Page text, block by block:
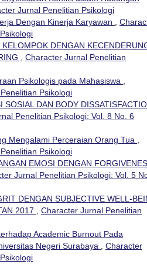
Jurnal Penelitian Psikologi
Dengan Kinerja Karyawan
DENGAN
Character Jurnal Penelitian
Psikologis pada Mahasiswa
Psikologi
SOSIAL DAN BODY
Penelitian Psikologi: Vol. 8 No. 6
Mengalami Perceraian Orang Tua
Psikologi
EMOSI DENGAN
Jurnal Penelitian Psikologi: Vol. 5
DENGAN SUBJECTIVE WELL-
2017
Character Jurnal Penelitian
Academic Burnout Pada
Negeri Surabaya
Character